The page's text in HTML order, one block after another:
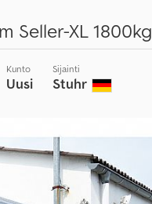
Seller-XL 1800kg
Kunto
Uusi
Sijainti
Stuhr